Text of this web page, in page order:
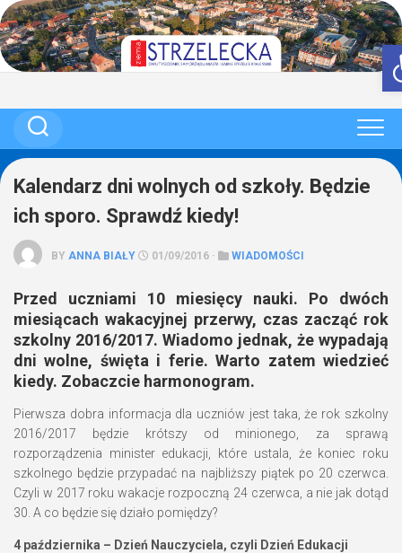
Skip
to
content
Kalendarz dni wolnych od szkoły. Będzie
ich sporo. Sprawdź kiedy!
BY ANNA BIAŁY 01/09/2016 · WIADOMOŚCI
Przed uczniami 10 miesięcy nauki. Po dwóch
miesiącach wakacyjnej przerwy, czas zacząć rok
szkolny 2016/2017. Wiadomo jednak, że wypadają
dni wolne, święta i ferie. Warto zatem wiedzieć
kiedy. Zobaczcie harmonogram.
Pierwsza dobra informacja dla uczniów jest taka, że rok szkolny
2016/2017 będzie krótszy od minionego, za sprawą
rozporządzenia minister edukacji, które ustala, że koniec roku
szkolnego będzie przypadać na najbliższy piątek po 20 czerwca.
Czyli w 2017 roku wakacje rozpoczną 24 czerwca, a nie jak dotąd
30. A co będzie się działo pomiędzy?
4 października – Dzień Nauczyciela, czyli Dzień Edukacji